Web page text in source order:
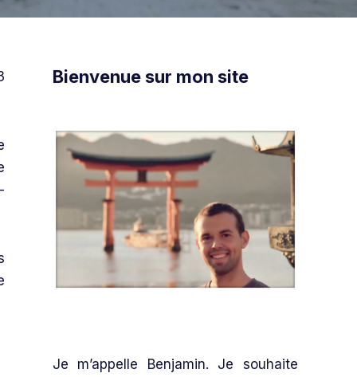
Bienvenue sur mon site
Je m’appelle Benjamin. Je souhaite